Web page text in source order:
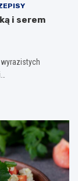
i serem